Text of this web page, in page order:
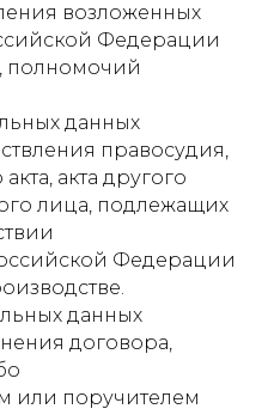
возложенных
Федерации
полномочий
данных
правосудия,
акта другого
лица, подлежащих
Федерации
данных
договора,
или поручителем